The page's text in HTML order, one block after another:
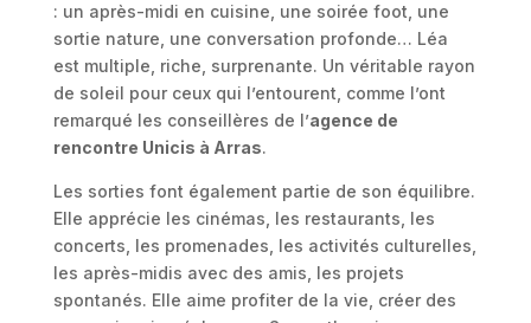
: un après-midi en cuisine, une soirée foot, une
sortie nature, une conversation profonde… Léa
est multiple, riche, surprenante. Un véritable rayon
de soleil pour ceux qui l’entourent, comme l’ont
remarqué les conseillères de l’agence de
rencontre Unicis à Arras.
Les sorties font également partie de son équilibre.
Elle apprécie les cinémas, les restaurants, les
concerts, les promenades, les activités culturelles,
les après-midis avec des amis, les projets
spontanés. Elle aime profiter de la vie, créer des